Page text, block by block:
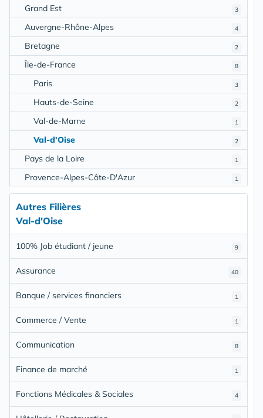
3
Grand Est
4
Auvergne-Rhône-Alpes
2
Bretagne
8
Île-de-France
3
Paris
2
Hauts-de-Seine
1
Val-de-Marne
2
Val-d'Oise
1
Pays de la Loire
1
Provence-Alpes-Côte-D'Azur
Autres Filières
Val-d'Oise
9
100% Job étudiant / jeune
40
Assurance
1
Banque / services financiers
1
Commerce / Vente
8
Communication
1
Finance de marché
4
Fonctions Médicales & Sociales